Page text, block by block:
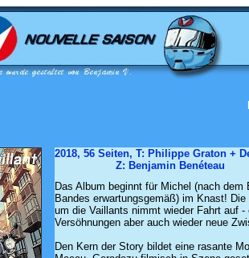
2018, 56 Seiten, T: Philippe Graton +
Z: Benjamin Benéteau
Das Album beginnt für Michel (nach dem
Bandes erwartungsgemäß) im Knast!
um die Vaillants nimmt wieder Fahrt auf -
Versöhnungen aber auch wieder neue
Den Kern der Story bildet eine rasante